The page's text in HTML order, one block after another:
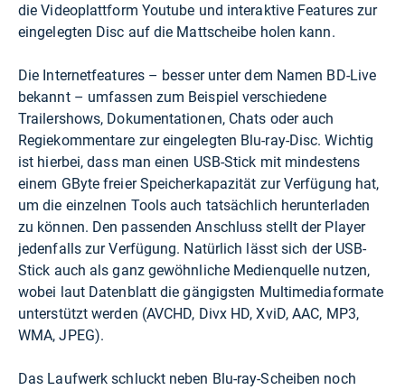
die Videoplattform Youtube und interaktive Features zur
eingelegten Disc auf die Mattscheibe holen kann.
Die Internetfeatures – besser unter dem Namen BD-Live
bekannt – umfassen zum Beispiel verschiedene
Trailershows, Dokumentationen, Chats oder auch
Regiekommentare zur eingelegten Blu-ray-Disc. Wichtig
ist hierbei, dass man einen USB-Stick mit mindestens
einem GByte freier Speicherkapazität zur Verfügung hat,
um die einzelnen Tools auch tatsächlich herunterladen
zu können. Den passenden Anschluss stellt der Player
jedenfalls zur Verfügung. Natürlich lässt sich der USB-
Stick auch als ganz gewöhnliche Medienquelle nutzen,
wobei laut Datenblatt die gängigsten Multimediaformate
unterstützt werden (AVCHD, Divx HD, XviD, AAC, MP3,
WMA, JPEG).
Das Laufwerk schluckt neben Blu-ray-Scheiben noch